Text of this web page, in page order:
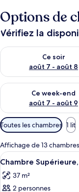
Options de
Vérifiez la
Ce soir
août 7 - août 8
Vérifier la
Ce week-end
août 7 - août 9
Vérifier la
Filtres
disponibles
pour
les
chambres
Toutes les chambres 1 lit
Affichage de 13
Afficher
toutes
les
2
Chambre
37 m²
2 personnes